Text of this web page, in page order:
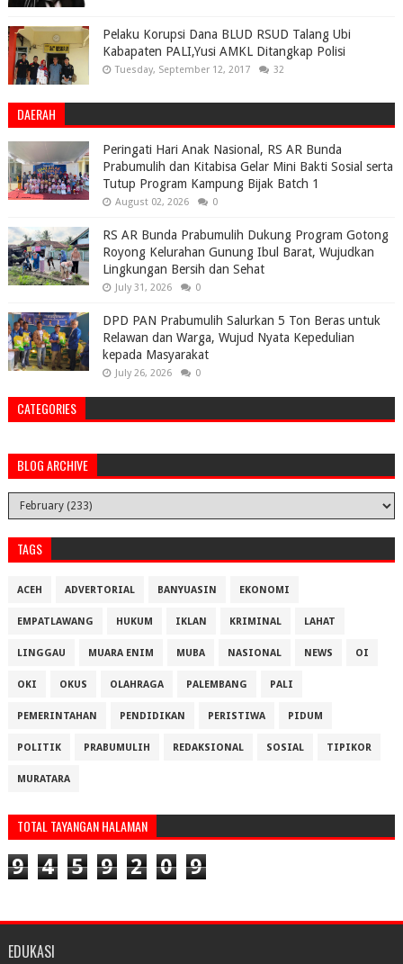
Pelaku Korupsi Dana BLUD RSUD Talang Ubi
Kabapaten PALI,Yusi AMKL Ditangkap Polisi
Tuesday, September 12, 2017 32
DAERAH
Peringati Hari Anak Nasional, RS AR Bunda
Prabumulih dan Kitabisa Gelar Mini Bakti Sosial serta
Tutup Program Kampung Bijak Batch 1
August 02, 2026 0
RS AR Bunda Prabumulih Dukung Program Gotong
Royong Kelurahan Gunung Ibul Barat, Wujudkan
Lingkungan Bersih dan Sehat
July 31, 2026 0
DPD PAN Prabumulih Salurkan 5 Ton Beras untuk
Relawan dan Warga, Wujud Nyata Kepedulian
kepada Masyarakat
July 26, 2026 0
CATEGORIES
BLOG ARCHIVE
TAGS
ACEH ADVERTORIAL BANYUASIN EKONOMI
EMPATLAWANG HUKUM IKLAN KRIMINAL LAHAT
LINGGAU MUARA ENIM MUBA NASIONAL NEWS OI
OKI OKUS OLAHRAGA PALEMBANG PALI
PEMERINTAHAN PENDIDIKAN PERISTIWA PIDUM
POLITIK PRABUMULIH REDAKSIONAL SOSIAL TIPIKOR
MURATARA
TOTAL TAYANGAN HALAMAN
9 4 5 9 2 0 9
EDUKASI